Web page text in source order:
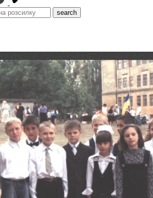
search